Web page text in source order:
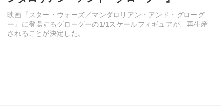
映画『スター・ウォーズ／マンダロリアン・アンド・グローグ
ー』に登場するグローグーの1/1スケールフィギュアが、再生産
されることが決定した。